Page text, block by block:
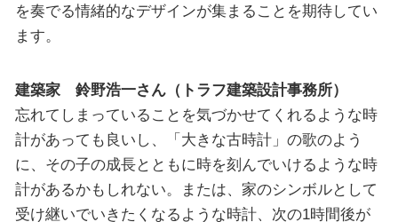
を奏でる情緒的なデザインが集まることを期待してい
ます。
建築家 鈴野浩一さん（トラフ建築設計事務所）
忘れてしまっていることを気づかせてくれるような時
計があっても良いし、「大きな古時計」の歌のよう
に、その子の成長とともに時を刻んでいけるような時
計があるかもしれない。または、家のシンボルとして
受け継いでいきたくなるような時計、次の1時間後が